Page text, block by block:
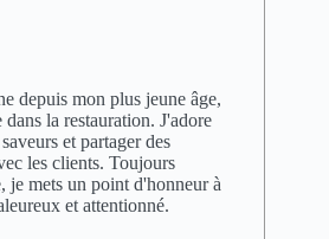
depuis mon plus jeune âge,
la restauration. J'adore
et partager des
les clients. Toujours
je mets un point d'honneur à
et attentionné.